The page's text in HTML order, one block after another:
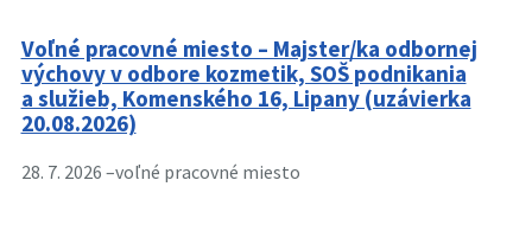
Voľné pracovné miesto – Majster/ka odbornej
výchovy v odbore kozmetik, SOŠ podnikania
a služieb, Komenského 16, Lipany (uzávierka
20.08.2026)
28. 7. 2026 –voľné pracovné miesto